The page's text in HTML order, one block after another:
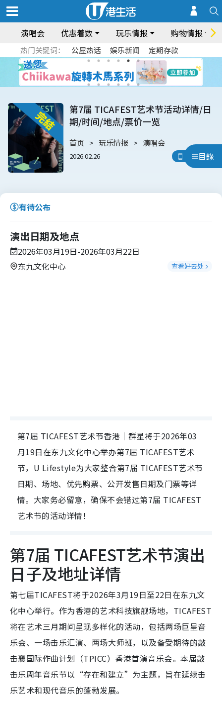
演唱会 优惠着数 玩乐情报 购物情报
热门关键词： 公屋热话 娱乐新闻 定期存款
目錄
第7届 TICAFEST艺术节活动详情/日
期/时间/地点/票价一览
首页 玩乐情报 演唱会
2026.02.26 用App睇
有待公布
演出日期及地点
2026年03月19日-2026年03月22日
东九文化中心
查看好去处
第7届 TICAFEST艺术节香港｜群星将于2026年03
月19日在东九文化中心举办第7届 TICAFEST艺术
节，U Lifestyle为大家整合第7届 TICAFEST艺术节
日期、场地、优先购票、公开发售日期及门票等详
情。大家务必留意，确保不会错过第7届 TICAFEST
艺术节的活动详情！
第7届 TICAFEST艺术节演出
日子及地址详情
第七届TICAFEST将于2026年3月19日至22日在东九文
化中心举行。作为香港的艺术科技旗舰场地，TICAFEST
将在艺术三月期间呈现多样化的活动，包括两场巨星音
乐会、一场击乐汇演、两场大师班，以及备受期待的敲
击襄国际作曲计划（TPICC）香港首演音乐会。本届敲
击乐周年音乐节以“存在和建立”为主题，旨在延续击
乐艺术和现代音乐的蓬勃发展。